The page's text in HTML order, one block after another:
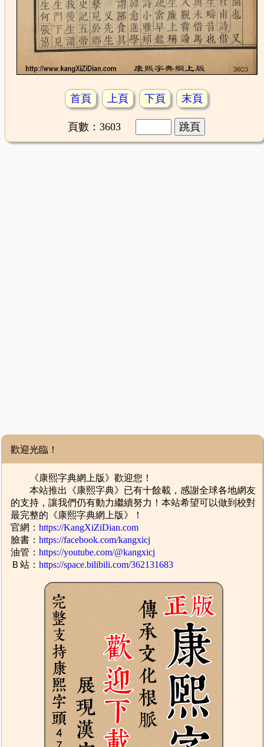
首頁 上頁 下頁 末頁
頁數：3603
歡迎光臨！
《康熙字典網上版》歡迎您！
本站推出《康熙字典》已有十餘載，感謝全球各地網友
的支持，讓我們仍有動力繼續努力！本站希望可以做到校對
最完整的《康熙字典網上版》！
官網：https://KangXiZiDian.com
臉書：https://facebook.com/kangxicj
油管：https://youtube.com/@kangxicj
Ｂ站：https://space.bilibili.com/362131683